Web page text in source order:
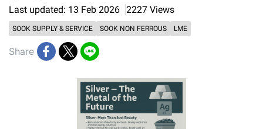
Last updated: 13 Feb 2026 2227 Views
SOOK SUPPLY & SERVICE SOOK NON FERROUS LME
Share